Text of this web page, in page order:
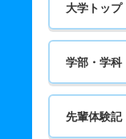
大学トップ
学部・学科
先輩体験記